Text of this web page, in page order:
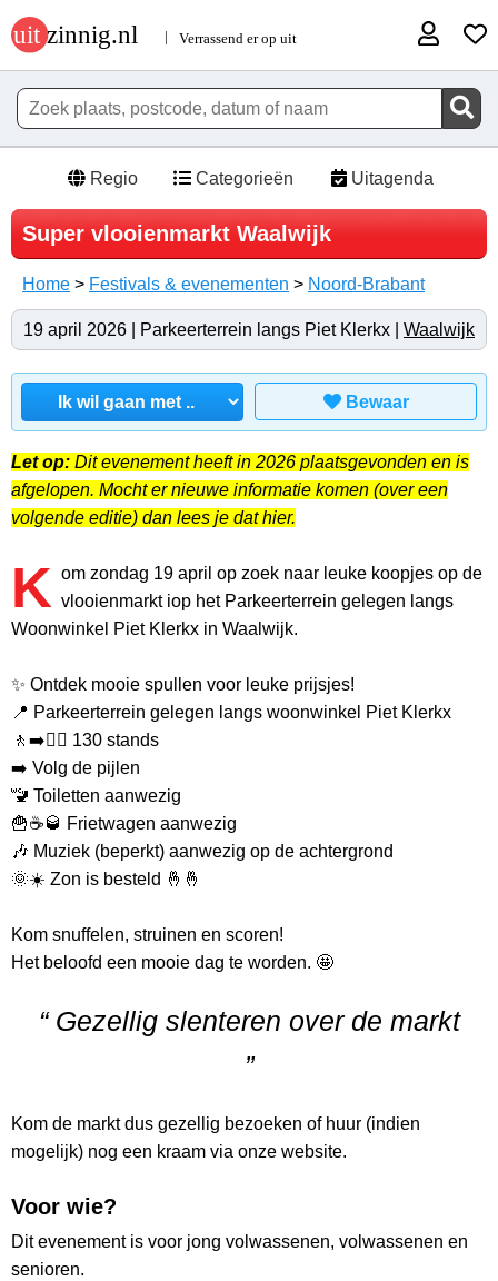
Regio Categorieën Uitagenda
Super vlooienmarkt Waalwijk
Home > Festivals & evenementen > Noord-Brabant
19 april 2026 | Parkeerterrein langs Piet Klerkx | Waalwijk
Bewaar
Let op: Dit evenement heeft in 2026 plaatsgevonden en is
afgelopen. Mocht er nieuwe informatie komen (over een
volgende editie) dan lees je dat hier.
K om zondag 19 april op zoek naar leuke koopjes op de
vlooienmarkt iop het Parkeerterrein gelegen langs
Woonwinkel Piet Klerkx in Waalwijk.
✨️ Ontdek mooie spullen voor leuke prijsjes!
📍 Parkeerterrein gelegen langs woonwinkel Piet Klerkx
🚶‍➡️🚶‍♀️ 130 stands
➡️ Volg de pijlen
🚾 Toiletten aanwezig
🍟☕️🥃 Frietwagen aanwezig
🎶 Muziek (beperkt) aanwezig op de achtergrond
🌞☀️ Zon is besteld 🤞🤞
Kom snuffelen, struinen en scoren!
Het beloofd een mooie dag te worden. 🤩
“ Gezellig slenteren over de markt
”
Kom de markt dus gezellig bezoeken of huur (indien
mogelijk) nog een kraam via onze website.
Voor wie?
Dit evenement is voor jong volwassenen, volwassenen en
senioren.